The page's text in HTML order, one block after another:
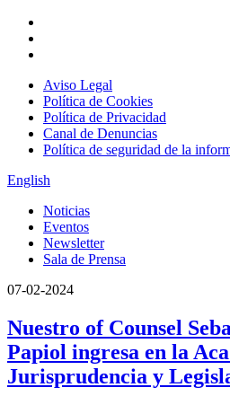
Aviso Legal
Política de Cookies
Política de Privacidad
Canal de Denuncias
Política de seguridad de la
English
Noticias
Eventos
Newsletter
Sala de Prensa
07-02-2024
Nuestro of Counsel
Papiol ingresa en la
Jurisprudencia y